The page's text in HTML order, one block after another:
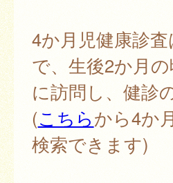
4か月児健康診
で、生後2か月
に訪問し、健診
(こちらから4か
検索できます)